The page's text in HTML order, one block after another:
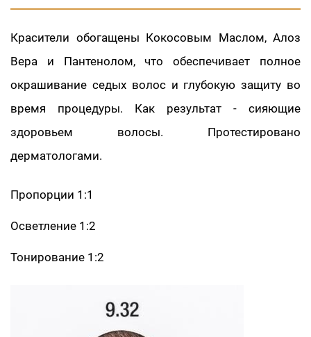
Красители обогащены Кокосовым Маслом, Алоз
Вера и Пантенолом, что обеспечивает полное
окрашивание седых волос и глубокую защиту во
время процедуры. Как результат - сияющие
здоровьем волосы. Протестировано
дерматологами.
Пропорции 1:1
Осветление 1:2
Тонирование 1:2